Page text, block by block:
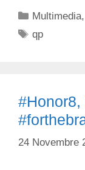
Categorie
Multimedia,
Tag
qp
24 Novembre